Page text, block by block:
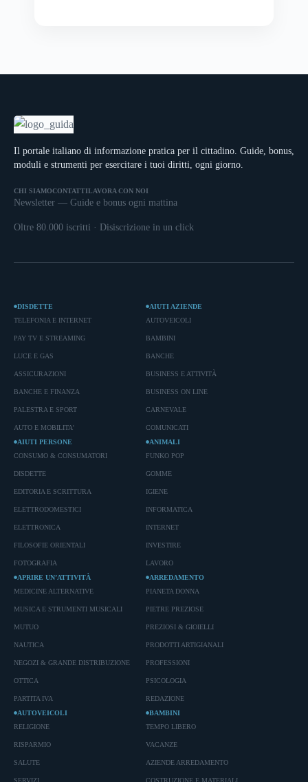
Il portale italiano di informazione pratica per il cittadino. Guide, bonus,
moduli e strumenti per esercitare i tuoi diritti, ogni giorno.
CHI SIAMOCONTATTI LAVORA CON NOI
Newsletter — Guide e bonus ogni mattina
Oltre 80.000 iscritti · Disiscrizione in un click
DISDETTE
TELEFONIA E INTERNET
PAY TV E STREAMING
LUCE E GAS
ASSICURAZIONI
BANCHE E FINANZA
PALESTRA E SPORT
AUTO E MOBILITA'
AIUTI AZIENDE
AUTOVEICOLI
BAMBINI
BANCHE
BUSINESS E ATTIVITÀ
BUSINESS ON LINE
CARNEVALE
COMUNICATI
AIUTI PERSONE
CONSUMO & CONSUMATORI
DISDETTE
EDITORIA E SCRITTURA
ELETTRODOMESTICI
ELETTRONICA
FILOSOFIE ORIENTALI
FOTOGRAFIA
ANIMALI
FUNKO POP
GOMME
IGIENE
INFORMATICA
INTERNET
INVESTIRE
LAVORO
APRIRE UN’ATTIVITÀ
MEDICINE ALTERNATIVE
MUSICA E STRUMENTI MUSICALI
MUTUO
NAUTICA
NEGOZI & GRANDE DISTRIBUZIONE
OTTICA
PARTITA IVA
ARREDAMENTO
PIANETA DONNA
PIETRE PREZIOSE
PREZIOSI & GIOIELLI
PRODOTTI ARTIGIANALI
PROFESSIONI
PSICOLOGIA
REDAZIONE
AUTOVEICOLI
RELIGIONE
RISPARMIO
SALUTE
BAMBINI
TEMPO LIBERO
VACANZE
AZIENDE ARREDAMENTO